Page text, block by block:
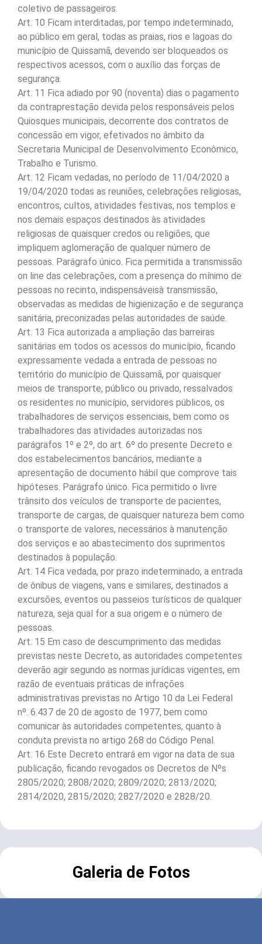
coletivo de passageiros.
Art. 10 Ficam interditadas, por tempo indeterminado,
ao público em geral, todas as praias, rios e lagoas do
município de Quissamã, devendo ser bloqueados os
respectivos acessos, com o auxílio das forças de
segurança.
Art. 11 Fica adiado por 90 (noventa) dias o pagamento
da contraprestação devida pelos responsáveis pelos
Quiosques municipais, decorrente dos contratos de
concessão em vigor, efetivados no âmbito da
Secretaria Municipal de Desenvolvimento Econômico,
Trabalho e Turismo.
Art. 12 Ficam vedadas, no período de 11/04/2020 a
19/04/2020 todas as reuniões, celebrações religiosas,
encontros, cultos, atividades festivas, nos templos e
nos demais espaços destinados às atividades
religiosas de quaisquer credos ou religiões, que
impliquem aglomeração de qualquer número de
pessoas. Parágrafo único. Fica permitida a transmissão
on line das celebrações, com a presença do mínimo de
pessoas no recinto, indispensáveisà transmissão,
observadas as medidas de higienização e de segurança
sanitária, preconizadas pelas autoridades de saúde.
Art. 13 Fica autorizada a ampliação das barreiras
sanitárias em todos os acessos do município, ficando
expressamente vedada a entrada de pessoas no
território do município de Quissamã, por quaisquer
meios de transporte, público ou privado, ressalvados
os residentes no município, servidores públicos, os
trabalhadores de serviços essenciais, bem como os
trabalhadores das atividades autorizadas nos
parágrafos 1º e 2º, do art. 6º do presente Decreto e
dos estabelecimentos bancários, mediante a
apresentação de documento hábil que comprove tais
hipóteses. Parágrafo único. Fica permitido o livre
trânsito dos veículos de transporte de pacientes,
transporte de cargas, de quaisquer natureza bem como
o transporte de valores, necessários à manutenção
dos serviços e ao abastecimento dos suprimentos
destinados à população.
Art. 14 Fica vedada, por prazo indeterminado, a entrada
de ônibus de viagens, vans e similares, destinados a
excursões, eventos ou passeios turísticos de qualquer
natureza, seja qual for a sua origem e o número de
pessoas.
Art. 15 Em caso de descumprimento das medidas
previstas neste Decreto, as autoridades competentes
deverão agir segundo as normas jurídicas vigentes, em
razão de eventuais práticas de infrações
administrativas previstas no Artigo 10 da Lei Federal
nº. 6.437 de 20 de agosto de 1977, bem como
comunicar às autoridades competentes, quanto à
conduta prevista no artigo 268 do Código Penal.
Art. 16 Este Decreto entrará em vigor na data de sua
publicação, ficando revogados os Decretos de Nºs
2805/2020; 2808/2020; 2809/2020; 2813/2020;
2814/2020, 2815/2020; 2827/2020 e 2828/20.
Galeria de Fotos